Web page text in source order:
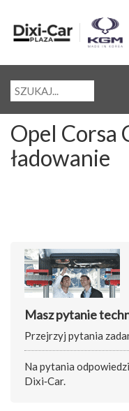
Opel Corsa
ładowanie
Masz pytanie
Przejrzyj pytania
Na pytania
Dixi‑Car.